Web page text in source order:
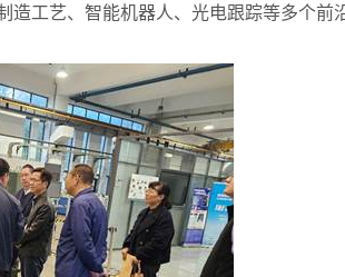
造工艺、智能机器人、光电跟踪等多个前